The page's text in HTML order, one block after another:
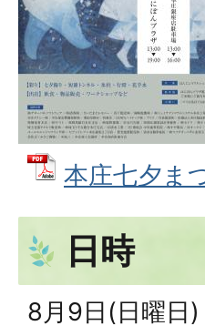
本庄七夕ま
日時
8月9日(日曜日